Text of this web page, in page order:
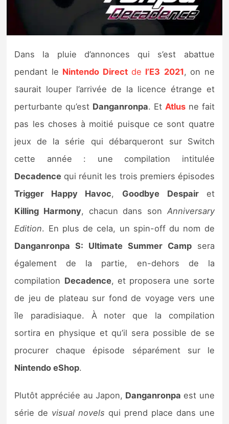
Tests et previews
Tests de jeux
Tests d’accessoires
Autres tests
Previews
Précommandes
Précommandes jeux Switch 2
Bons plans
Guides
Dans la pluie d’annonces qui s’est abattue
pendant le Nintendo Directde l’E3 2021, on ne
saurait louper l’arrivée de la licence étrange et
perturbante qu’est Danganronpa. Et Atlusne fait
pas les choses à moitié puisque ce sont quatre
jeux de la série qui débarqueront sur Switch
cette année : une compilation intitulée
Decadence qui réunit les trois premiers épisodes
Trigger Happy Havoc, Goodbye Despairet
Killing Harmony, chacun dans son Anniversary
Edition. En plus de cela, un spin-off du nom de
Danganronpa S: Ultimate Summer Campsera
également de la partie, en-dehors de la
compilation Decadence, et proposera une sorte
de jeu de plateau sur fond de voyage vers une
île paradisiaque. À noter que la compilation
sortira en physique et qu’il sera possible de se
procurer chaque épisode séparément sur le
Nintendo eShop.
Plutôt appréciée au Japon, Danganronpa est une
série de visual novels qui prend place dans une